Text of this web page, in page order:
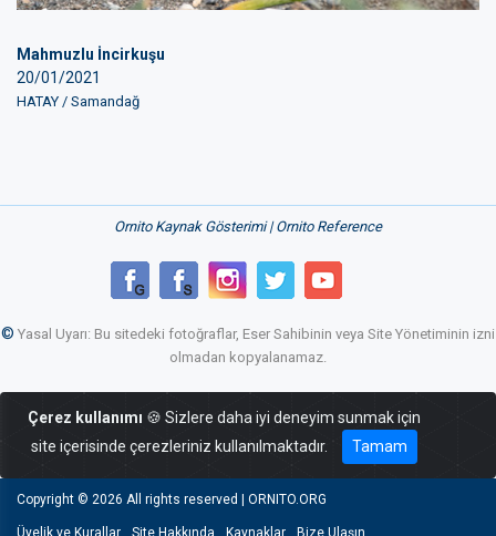
Mahmuzlu İncirkuşu
20/01/2021
HATAY / Samandağ
Ornito Kaynak Gösterimi | Ornito Reference
© Yasal Uyarı: Bu sitedeki fotoğraflar, Eser Sahibinin veya Site Yönetiminin izni
olmadan kopyalanamaz.
Çerez kullanımı 🍪 Sizlere daha iyi deneyim sunmak için
site içerisinde çerezleriniz kullanılmaktadır.
Tamam
Copyright © 2026 All rights reserved | ORNITO.ORG
Üyelik ve Kurallar Site Hakkında Kaynaklar Bize Ulaşın